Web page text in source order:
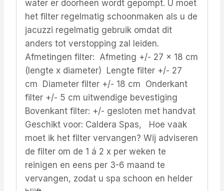
water er doorheen wordt gepompt. U moet
het filter regelmatig schoonmaken als u de
jacuzzi regelmatig gebruik omdat dit
anders tot verstopping zal leiden.
Afmetingen filter: Afmeting +/- 27 x 18 cm
(lengte x diameter) Lengte filter +/- 27
cm Diameter filter +/- 18 cm Onderkant
filter +/- 5 cm uitwendige bevestiging
Bovenkant filter: +/- gesloten met handvat
Geschikt voor: Caldera Spas, Hoe vaak
moet ik het filter vervangen? Wij adviseren
de filter om de 1 á 2 x per weken te
reinigen en eens per 3-6 maand te
vervangen, zodat u spa schoon en helder